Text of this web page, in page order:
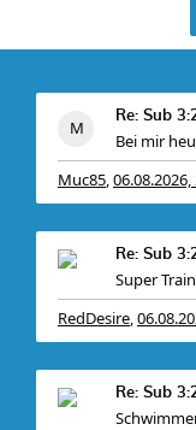
Bei mir
Muc85,06.08.2026,
Super
RedDesire,